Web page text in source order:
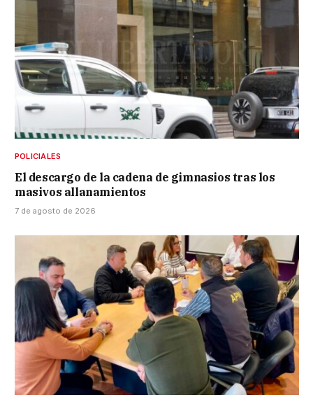
POLICIALES
El descargo de la cadena de gimnasios tras los
masivos allanamientos
7 de agosto de 2026